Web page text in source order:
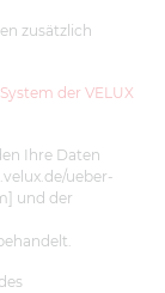
zusätzlich
der VELUX
Ihre Daten
ueber-
und der